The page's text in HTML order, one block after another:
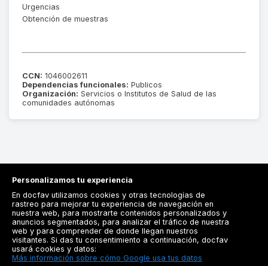
Urgencias
Obtención de muestras
CCN: 1046002611
Dependencias funcionales: Publicos
Organización: Servicios o Institutos de Salud de las
comunidades autónomas
Registrarse
Docfav
Personalizamos tu experiencia
En docfav utilizamos cookies y otras tecnologías de
rastreo para mejorar tu experiencia de navegación en
nuestra web, para mostrarte contenidos personalizados y
anuncios segmentados, para analizar el tráfico de nuestra
web y para comprender de donde llegan nuestros
visitantes. Si das tu consentimiento a continuación, docfav
usará cookies y datos:
Más información sobre cómo Google usa tus datos